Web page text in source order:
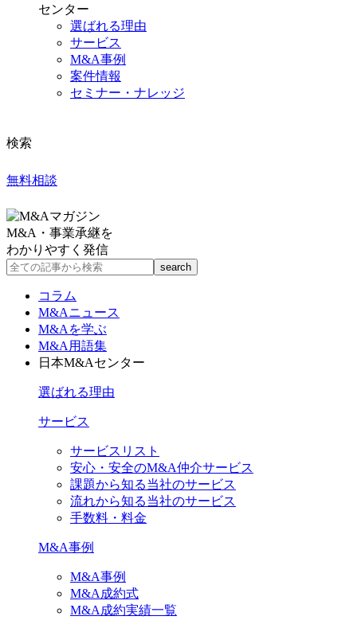
センター
選ばれる理由
サービス
M&A事例
案件情報
セミナー・ナレッジ
検索
無料相談
M&A・事業承継を
わかりやすく発信
コラム
M&Aニュース
M&Aを学ぶ
M&A用語集
日本M&Aセンター
選ばれる理由
サービス
サービスリスト
安心・安全のM&A仲介サービス
課題から知る当社のサービス
流れから知る当社のサービス
手数料・料金
M&A事例
M&A事例
M&A成約式
M&A成約実績一覧